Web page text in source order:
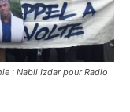
: Nabil Izdar pour Radio